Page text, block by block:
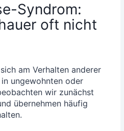
Syndrom:
oft nicht
am Ver­hal­ten ande­rer
unge­wohn­ten oder
wir zunächst
über­neh­men häu­fig